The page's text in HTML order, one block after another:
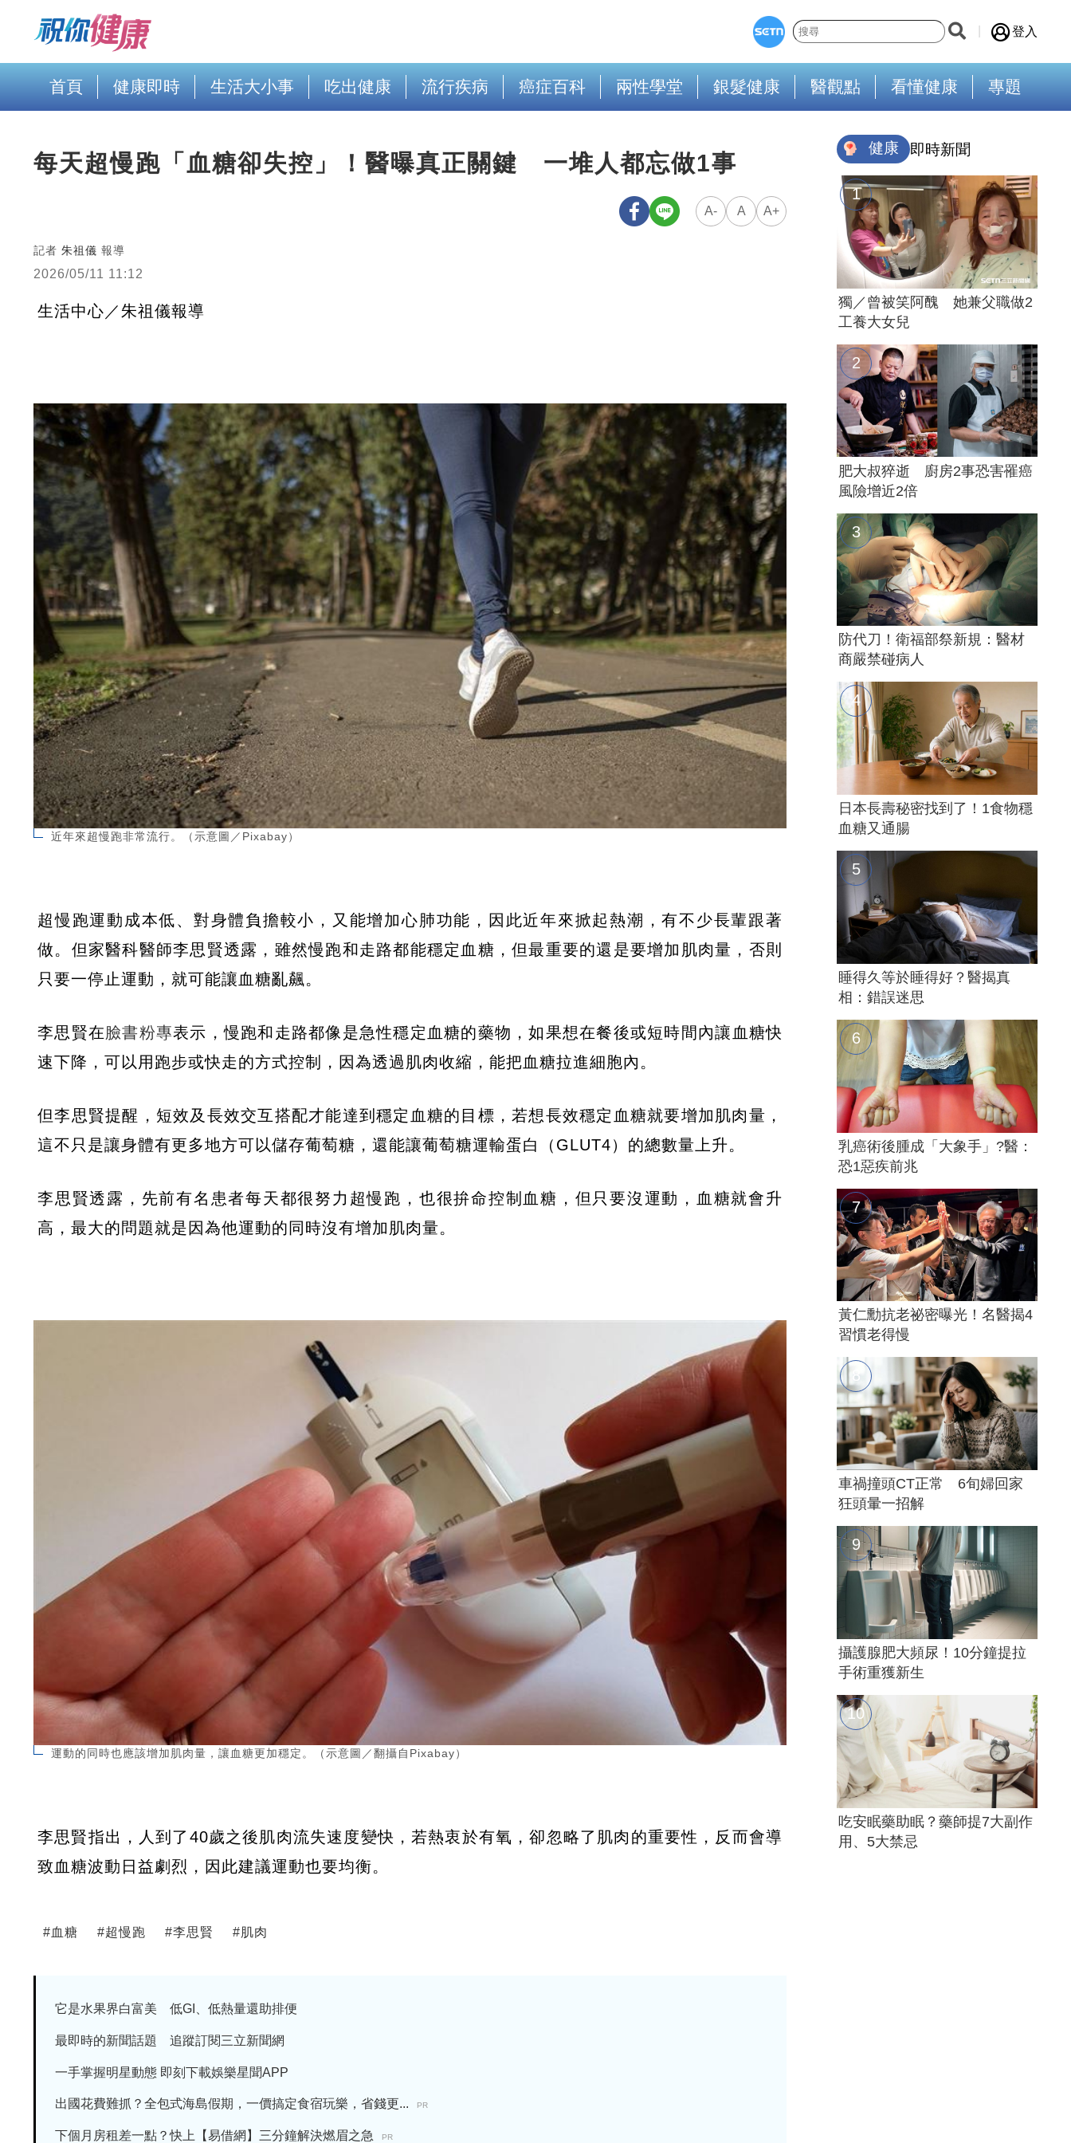
登入
首頁 健康即時 生活大小事 吃出健康 流行疾病 癌症百科 兩性學堂 銀髮健康 醫觀點 看懂健康 專題
每天超慢跑「血糖卻失控」！醫曝真正關鍵 一堆人都忘做1事
A- A A+
記者 朱祖儀 報導
2026/05/11 11:12
生活中心／朱祖儀報導
近年來超慢跑非常流行。（示意圖／Pixabay）
超慢跑運動成本低、對身體負擔較小，又能增加心肺功能，因此近年來掀起熱潮，有不少長輩跟著
做。但家醫科醫師李思賢透露，雖然慢跑和走路都能穩定血糖，但最重要的還是要增加肌肉量，否則
只要一停止運動，就可能讓血糖亂飆。
李思賢在臉書粉專表示，慢跑和走路都像是急性穩定血糖的藥物，如果想在餐後或短時間內讓血糖快
速下降，可以用跑步或快走的方式控制，因為透過肌肉收縮，能把血糖拉進細胞內。
但李思賢提醒，短效及長效交互搭配才能達到穩定血糖的目標，若想長效穩定血糖就要增加肌肉量，
這不只是讓身體有更多地方可以儲存葡萄糖，還能讓葡萄糖運輸蛋白（GLUT4）的總數量上升。
李思賢透露，先前有名患者每天都很努力超慢跑，也很拚命控制血糖，但只要沒運動，血糖就會升
高，最大的問題就是因為他運動的同時沒有增加肌肉量。
運動的同時也應該增加肌肉量，讓血糖更加穩定。（示意圖／翻攝自Pixabay）
李思賢指出，人到了40歲之後肌肉流失速度變快，若熱衷於有氧，卻忽略了肌肉的重要性，反而會導
致血糖波動日益劇烈，因此建議運動也要均衡。
#血糖 #超慢跑 #李思賢 # 肌肉
它是水果界白富美 低GI、低熱量還助排便
最即時的新聞話題 追蹤訂閱三立新聞網
一手掌握明星動態 即刻下載娛樂星聞APP
出國花費難抓？全包式海島假期，一價搞定食宿玩樂，省錢更... PR
下個月房租差一點？快上【易借網】三分鐘解決燃眉之急 PR
健康 即時新聞
獨／曾被笑阿醜 她兼父職做2
工養大女兒
肥大叔猝逝 廚房2事恐害罹癌
風險增近2倍
防代刀！衛福部祭新規：醫材
商嚴禁碰病人
日本長壽秘密找到了！1食物穩
血糖又通腸
睡得久等於睡得好？醫揭真
相：錯誤迷思
乳癌術後腫成「大象手」?醫：
恐1惡疾前兆
黃仁勳抗老祕密曝光！名醫揭4
習慣老得慢
車禍撞頭CT正常 6旬婦回家
狂頭暈一招解
攝護腺肥大頻尿！10分鐘提拉
手術重獲新生
吃安眠藥助眠？藥師提7大副作
用、5大禁忌